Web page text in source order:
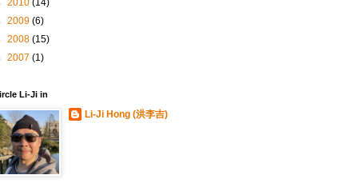
2010 (14)
2009 (6)
2008 (15)
2007 (1)
Li-Ji in
Li-Ji Hong (洪李吉)